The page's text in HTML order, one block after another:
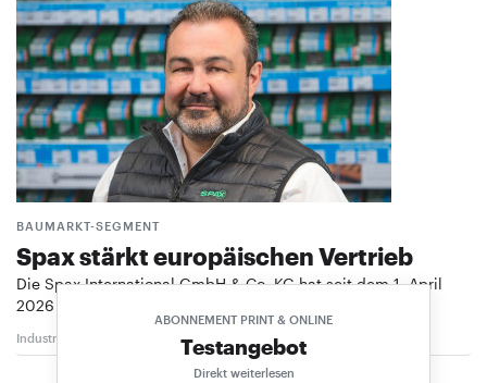
ABONNEMENT PRINT & ONLINE
Testangebot
Direkt weiterlesen
BAUMARKT-SEGMENT
Spax stärkt europäischen Vertrieb
Die Spax International GmbH & Co. KG hat seit dem 1. April
2026 mit Daniel Brausch einen neuen …
Industrie